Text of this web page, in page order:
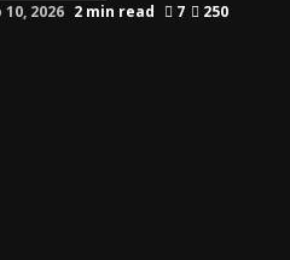
10, 2026 2 min read 7 250